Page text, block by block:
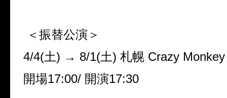
＜振替公演＞
4/4(土) → 8/1(土) 札幌 Crazy
開場17:00/ 開演17:30